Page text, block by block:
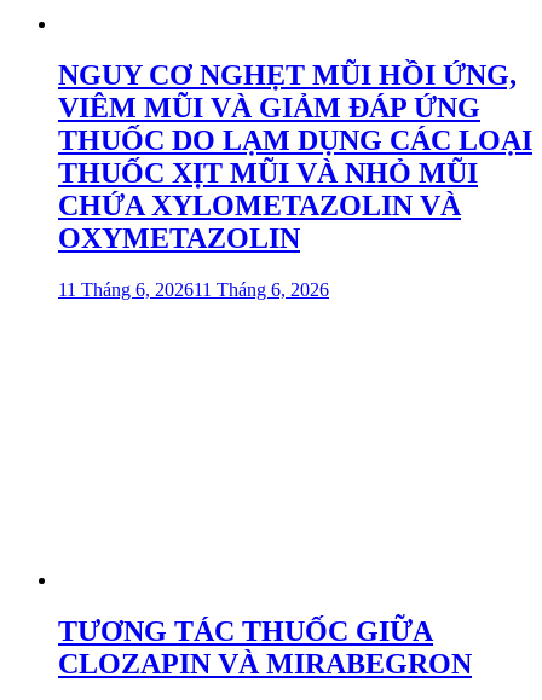
NGUY CƠ NGHẸT MŨI HỒI ỨNG,
VIÊM MŨI VÀ GIẢM ĐÁP ỨNG
THUỐC DO LẠM DỤNG CÁC LOẠI
THUỐC XỊT MŨI VÀ NHỎ MŨI
CHỨA XYLOMETAZOLIN VÀ
OXYMETAZOLIN
11 Tháng 6, 202611 Tháng 6, 2026
TƯƠNG TÁC THUỐC GIỮA
CLOZAPIN VÀ MIRABEGRON